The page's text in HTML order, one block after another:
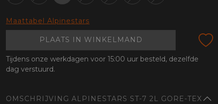
Maattabel Alpinestars
PLAATS IN WINKELMAND
Tijdens onze werkdagen voor 15:00 uur besteld, dezelfde
dag verstuurd.
OMSCHRIJVING ALPINESTARS ST-7 2L GORE-TEX